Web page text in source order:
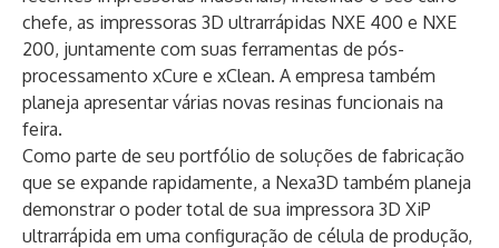
chefe, as impressoras 3D ultrarrápidas NXE 400 e NXE
200, juntamente com suas ferramentas de pós-
processamento xCure e xClean. A empresa também
planeja apresentar várias novas resinas funcionais na
feira.
Como parte de seu portfólio de soluções de fabricação
que se expande rapidamente, a Nexa3D também planeja
demonstrar o poder total de sua impressora 3D XiP
ultrarrápida em uma configuração de célula de produção,